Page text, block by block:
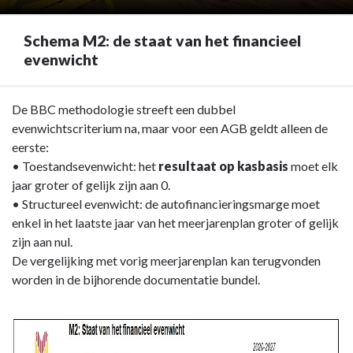
Schema M2: de staat van het financieel
evenwicht
Terug
naar
navigatie
Staat
van
het
financieel
evenwicht
(M2)
Schema
De BBC methodologie streeft eendubbel
evenwichtscriterium na, maar voor een AGB geldt alleen de
eerste:
• Toestandsevenwicht: het resultaat op kasbasis moet elk
jaar groter of gelijk zijn aan 0.
• Structureel evenwicht: de autofinancieringsmarge moet
enkel in het laatste jaar van het meerjarenplan groter of gelijk
zijn aan nul.
De vergelijking met vorig meerjarenplan kan terugvonden
worden in de bijhorende documentatie bundel.